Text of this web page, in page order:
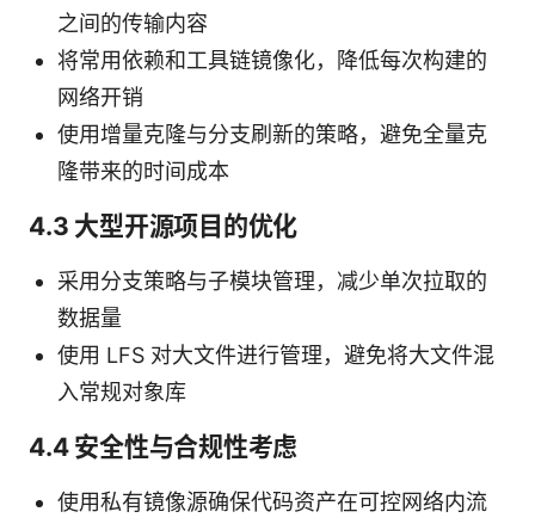
之间的传输内容
将常用依赖和工具链镜像化，降低每次构建的
网络开销
使用增量克隆与分支刷新的策略，避免全量克
隆带来的时间成本
4.3 大型开源项目的优化
采用分支策略与子模块管理，减少单次拉取的
数据量
使用 LFS 对大文件进行管理，避免将大文件混
入常规对象库
4.4 安全性与合规性考虑
使用私有镜像源确保代码资产在可控网络内流